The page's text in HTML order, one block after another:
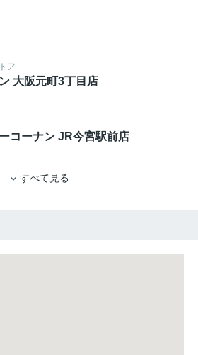
ア
大阪元町3丁目店
コーナン JR今宮駅前店
すべて見る